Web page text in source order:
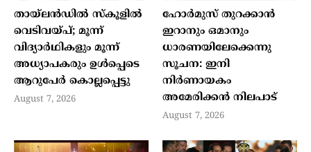
തായ്ലന്‍ഡില്‍ സ്‌കൂളില്‍
വെടിവയ്പ്; മൂന്ന്
വിദ്യാര്‍ഥികളും മൂന്ന്
അധ്യാപകരും ഉള്‍പ്പെടെ
ആറുപേര്‍ കൊല്ലപ്പെട്ടു
August 7, 2026
ഹോര്‍മുസ് തുറക്കാന്‍
ഇറാനും ഒമാനും
ധാരണയിലേക്കെന്നു
സൂചന: ഇനി
നിര്‍ണായകം
അമേരിക്കന്‍ നിലപാട്
August 7, 2026